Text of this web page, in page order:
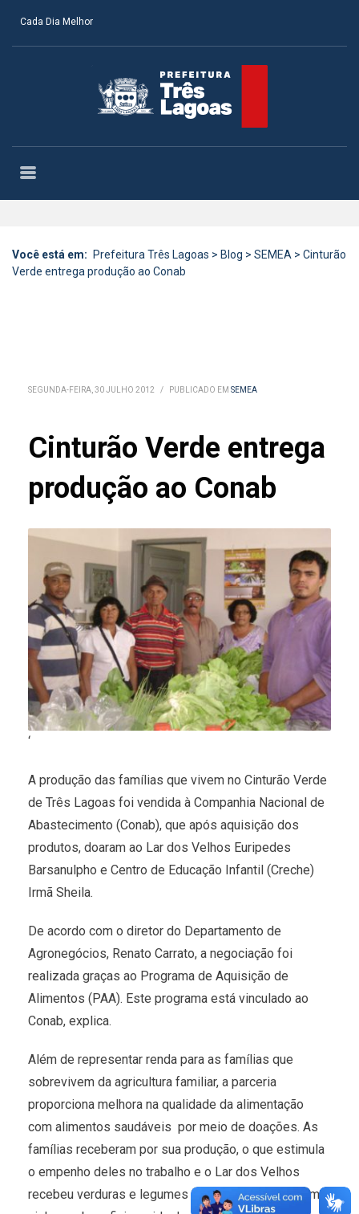
Cada Dia Melhor
Você está em: Prefeitura Três Lagoas > Blog > SEMEA > Cinturão
Verde entrega produção ao Conab
SEGUNDA-FEIRA, 30 JULHO 2012 / PUBLICADO EM SEMEA
Cinturão Verde entrega
produção ao Conab
‘
A produção das famílias que vivem no Cinturão Verde
de Três Lagoas foi vendida à Companhia Nacional de
Abastecimento (Conab), que após aquisição dos
produtos, doaram ao Lar dos Velhos Euripedes
Barsanulpho e Centro de Educação Infantil (Creche)
Irmã Sheila.
De acordo com o diretor do Departamento de
Agronegócios, Renato Carrato, a negociação foi
realizada graças ao Programa de Aquisição de
Alimentos (PAA). Este programa está vinculado ao
Conab, explica.
Além de representar renda para as famílias que
sobrevivem da agricultura familiar, a parceria
proporciona melhora na qualidade da alimentação 
com alimentos saudáveis  por meio de doações. As
famílias receberam por sua produção, o que estimula
o empenho deles no trabalho e o Lar dos Velhos
recebeu verduras e legumes de forma gratuita. É um